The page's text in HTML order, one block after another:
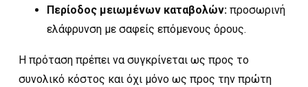
Περίοδος μειωμένων καταβολών:προσωρινή
ελάφρυνση με σαφείς επόμενους όρους.
Η πρόταση πρέπει να συγκρίνεται ως προς το
συνολικό κόστος και όχι μόνο ως προς την πρώτη